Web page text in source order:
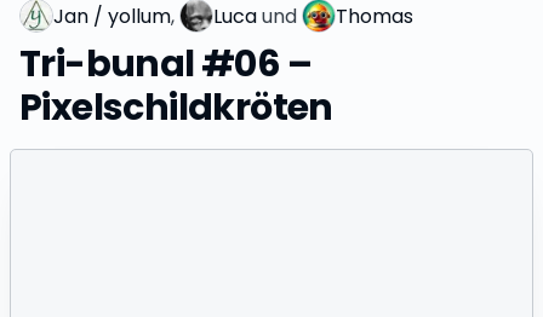
Jan / yollum, Luca und Thomas
Tri-bunal #06 –
Pixelschildkröten